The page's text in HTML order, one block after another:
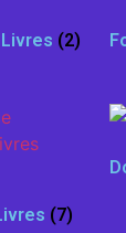
(2)
(7)